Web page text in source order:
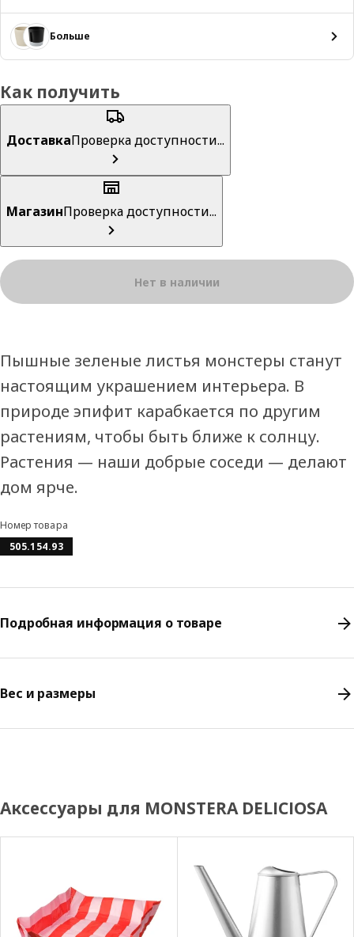
Больше
Как получить
ДоставкаПроверка доступности...
МагазинПроверка доступности...
Нет в наличии
Пышные зеленые листья монстеры станут
настоящим украшением интерьера. В
природе эпифит карабкается по другим
растениям, чтобы быть ближе к солнцу.
Растения — наши добрые соседи — делают
дом ярче.
Номер товара
505.154.93
Подробная информация о товаре
Вес и размеры
Аксессуары для MONSTERA DELICIOSA